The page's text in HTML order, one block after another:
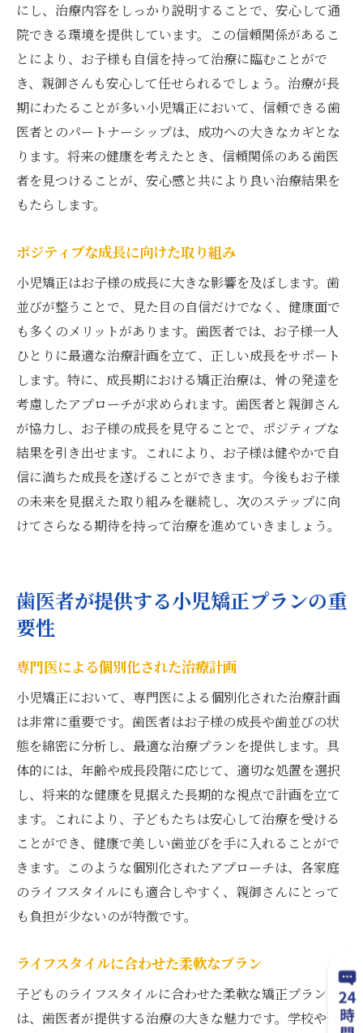
にし、治療内容をしっかり説明することで、安心して通
院できる環境を提供しています。この信頼関係があるこ
とにより、お子様も自信を持って治療に臨むことがで
き、親御さんも安心して任せられるでしょう。治療が長
期にわたることが多い小児矯正において、信頼できる歯
医者とのパートナーシップは、成功への大きなカギとな
ります。将来の健康を考えたとき、信頼関係のある歯医
者を見つけることが、安心感と共により良い治療結果を
もたらします。
ポジティブな成長に向けた取り組み
小児矯正はお子様の成長に大きな影響を及ぼします。歯
並びが整うことで、見た目の自信だけでなく、健康面で
も多くのメリットがあります。歯医者では、お子様一人
ひとりに最適な治療計画を立て、正しい成長をサポート
します。特に、成長期における矯正治療は、骨の発達を
考慮したアプローチが求められます。歯医者と親御さん
が協力し、お子様の成長を見守ることで、ポジティブな
結果を引き出せます。これにより、お子様は健やかで自
信に満ちた成長を遂げることができます。今後もお子様
の未来を見据えた取り組みを継続し、次のステップに向
けてさらなる期待を持って治療を進めていきましょう。
歯医者が提供する小児矯正プランの重
要性
専門医による個別化された治療計画
小児矯正において、専門医による個別化された治療計画
は非常に重要です。歯医者はお子様の成長や歯並びの状
態を綿密に分析し、最適な治療プランを提供します。具
体的には、年齢や成長段階に応じて、適切な処置を選択
し、将来的な健康を見据えた長期的な視点で計画を立て
ます。これにより、子どもたちは安心して治療を受ける
ことができ、健康で美しい歯並びを手に入れることがで
きます。このような個別化されたアプローチは、各家庭
のライフスタイルにも適合しやすく、親御さんにとって
も負担が少ないのが特徴です。
ライフスタイルに合わせた柔軟なプラン
子どものライフスタイルに合わせた柔軟な矯正プラン
は、歯医者が提供する治療の大きな魅力です。学校や習